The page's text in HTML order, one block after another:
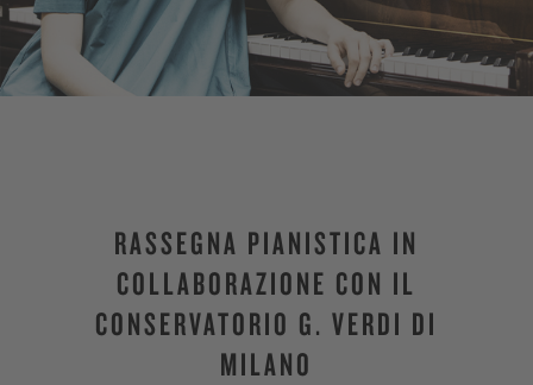
RASSEGNA PIANISTICA IN
COLLABORAZIONE CON IL
CONSERVATORIO G. VERDI DI
MILANO